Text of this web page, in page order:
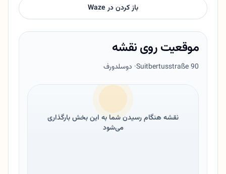
باز کردن در Waze
موقعیت روی نقشه
Suitbertusstraße 90· دوسلدورف
نقشه هنگام رسیدن شما به این بخش بارگذاری
می‌شود